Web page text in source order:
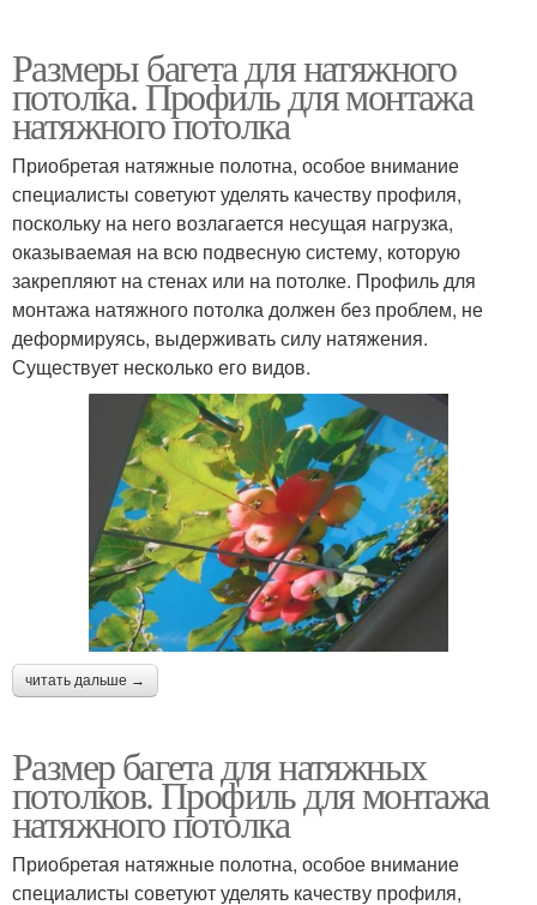
Размеры багета для натяжного
потолка. Профиль для монтажа
натяжного потолка
Приобретая натяжные полотна, особое внимание
специалисты советуют уделять качеству профиля,
поскольку на него возлагается несущая нагрузка,
оказываемая на всю подвесную систему, которую
закрепляют на стенах или на потолке. Профиль для
монтажа натяжного потолка должен без проблем, не
деформируясь, выдерживать силу натяжения.
Существует несколько его видов.
читать дальше →
Размер багета для натяжных
потолков. Профиль для монтажа
натяжного потолка
Приобретая натяжные полотна, особое внимание
специалисты советуют уделять качеству профиля,